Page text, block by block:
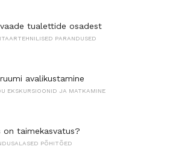
tualettide osadest
PARANDUSED
avalikustamine
EKSKURSIOONID JA MATKAMINE
on taimekasvatus?
PÕHITÕED